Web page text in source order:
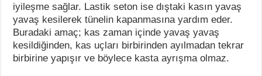
iyileşme sağlar. Lastik seton ise dıştaki kasın yavaş
yavaş kesilerek tünelin kapanmasına yardım eder.
Buradaki amaç; kas zaman içinde yavaş yavaş
kesildiğinden, kas uçları birbirinden ayılmadan tekrar
birbirine yapışır ve böylece kasta ayrışma olmaz.